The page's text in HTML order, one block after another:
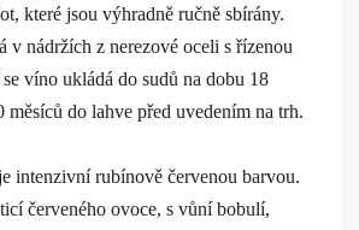
které jsou výhradně ručně sbírány.
v nádržích z nerezové oceli s řízenou
víno ukládá do sudů na dobu 18
měsíců do lahve před uvedením na trh.
intenzivní rubínově červenou barvou.
červeného ovoce, s vůní bobulí,